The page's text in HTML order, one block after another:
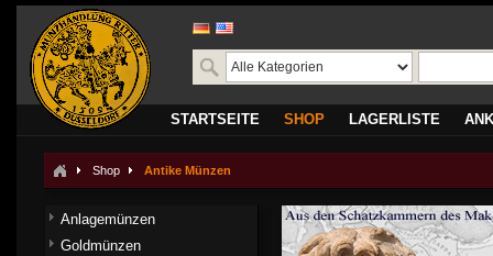
STARTSEITE SHOP LAGERLISTE
Shop Antike Münzen
Anlagemünzen
Goldmünzen